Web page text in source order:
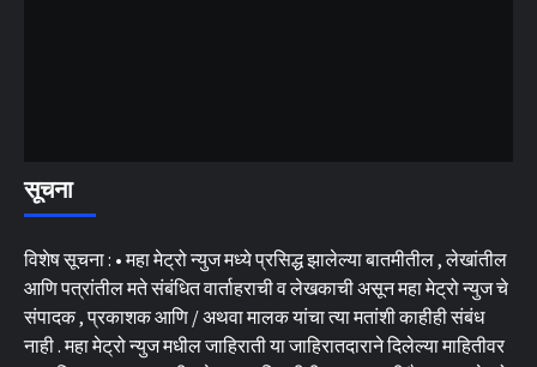
सूचना
विशेष सूचना : • महा मेट्रो न्युज मध्ये प्रसिद्ध झालेल्या बातमीतील , लेखांतील
आणि पत्रांतील मते संबंधित वार्ताहराची व लेखकाची असून महा मेट्रो न्युज चे
संपादक , प्रकाशक आणि / अथवा मालक यांचा त्या मतांशी काहीही संबंध
नाही . महा मेट्रो न्युज मधील जाहिराती या जाहिरातदाराने दिलेल्या माहितीवर